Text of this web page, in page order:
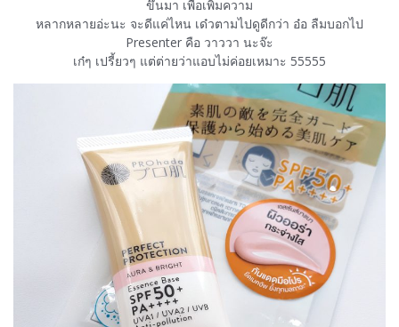
ขึ้นมา เพื่อเพิ่มความ
หลากหลายอ่ะนะ จะดีแค่ไหน เด๋วตามไปดูดีกว่า อ๋อ ลืมบอกไป
Presenter คือ วาววา นะจ๊ะ
เก๋ๆ เปรี้ยวๆ แต่ต่ายว่าแอบไม่ค่อยเหมาะ 55555